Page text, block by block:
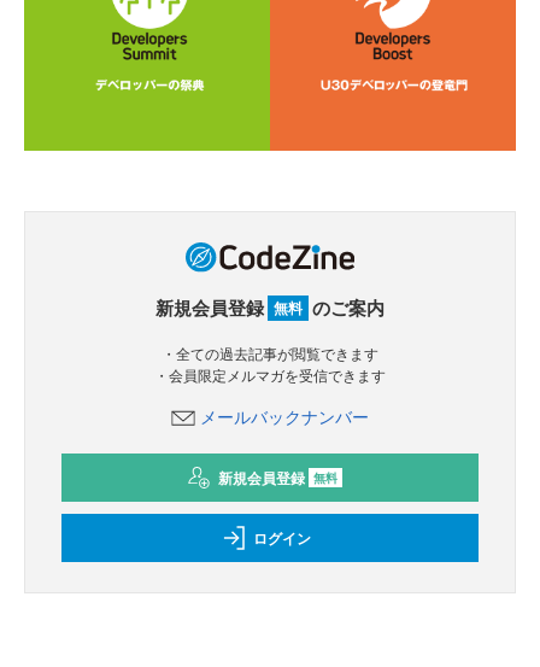
新規会員登録 無料 のご案内
・全ての過去記事が閲覧できます
・会員限定メルマガを受信できます
メールバックナンバー
新規会員登録 無料
ログイン